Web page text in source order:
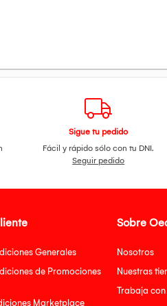
Sigue tu pedido
Fácil y rápido sólo con tu DNI.
Seguir pedido
Generales
de Promociones
Marketplace
Sobre
Nosotros
Nuestras
Trabaja